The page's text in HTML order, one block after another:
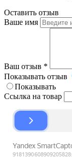
Оставить отзыв
Ваше имя
Ваш отзыв *
Показывать отзыв
Показывать
Ссылка на товар